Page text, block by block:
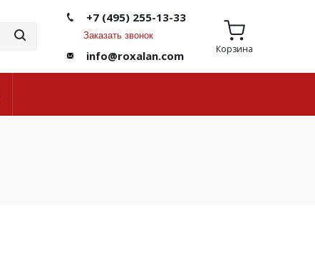
+7 (495) 255-13-33
Заказать звонок
info@roxalan.com Корзина